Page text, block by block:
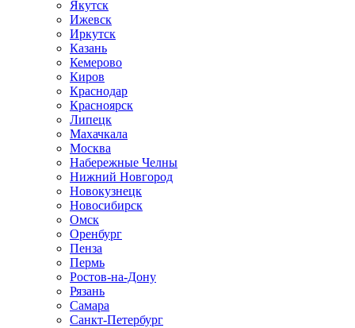
Якутск
Ижевск
Иркутск
Казань
Кемерово
Киров
Краснодар
Красноярск
Липецк
Махачкала
Москва
Набережные Челны
Нижний Новгород
Новокузнецк
Новосибирск
Омск
Оренбург
Пенза
Пермь
Ростов-на-Дону
Рязань
Самара
Санкт-Петербург